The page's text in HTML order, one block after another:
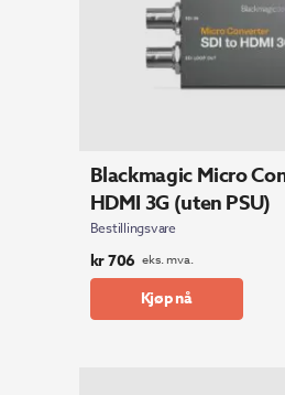
Blackmagic Micro
HDMI 3G (uten PSU)
Bestillingsvare
kr706 eks. mva.
Kjøp nå